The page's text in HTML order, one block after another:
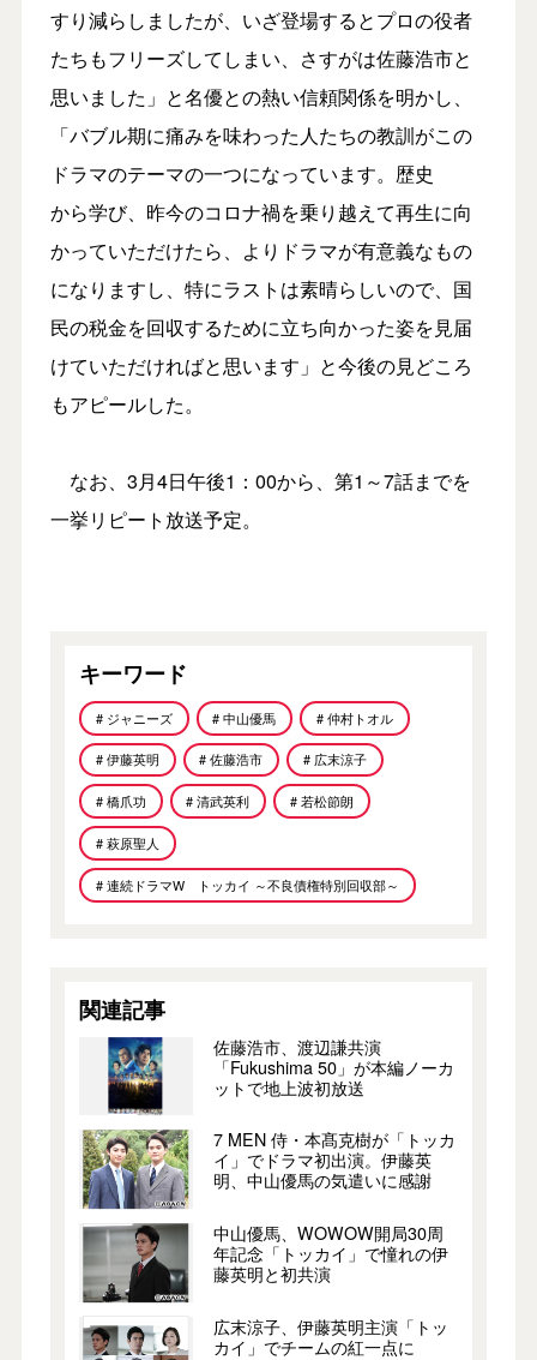
すり減らしましたが、いざ登場するとプロの役者
たちもフリーズしてしまい、さすがは佐藤浩市と
思いました」と名優との熱い信頼関係を明かし、
「バブル期に痛みを味わった人たちの教訓がこの
ドラマのテーマの一つになっています。歴史
から学び、昨今のコロナ禍を乗り越えて再生に向
かっていただけたら、よりドラマが有意義なもの
になりますし、特にラストは素晴らしいので、国
民の税金を回収するために立ち向かった姿を見届
けていただければと思います」と今後の見どころ
もアピールした。
なお、3月4日午後1：00から、第1～7話までを
一挙リピート放送予定。
キーワード
# ジャニーズ # 中山優馬 # 仲村トオル
# 伊藤英明 # 佐藤浩市 # 広末涼子
# 橋爪功 # 清武英利 # 若松節朗
# 萩原聖人
# 連続ドラマW トッカイ ～不良債権特別回収部～
関連記事
佐藤浩市、渡辺謙共演
「Fukushima 50」が本編ノーカ
ットで地上波初放送
7 MEN 侍・本髙克樹が「トッカ
イ」でドラマ初出演。伊藤英
明、中山優馬の気遣いに感謝
中山優馬、WOWOW開局30周
年記念「トッカイ」で憧れの伊
藤英明と初共演
広末涼子、伊藤英明主演「トッ
カイ」でチームの紅一点に